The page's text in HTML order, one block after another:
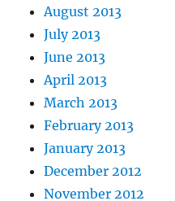
August 2013
July 2013
June 2013
April 2013
March 2013
February 2013
January 2013
December 2012
November 2012